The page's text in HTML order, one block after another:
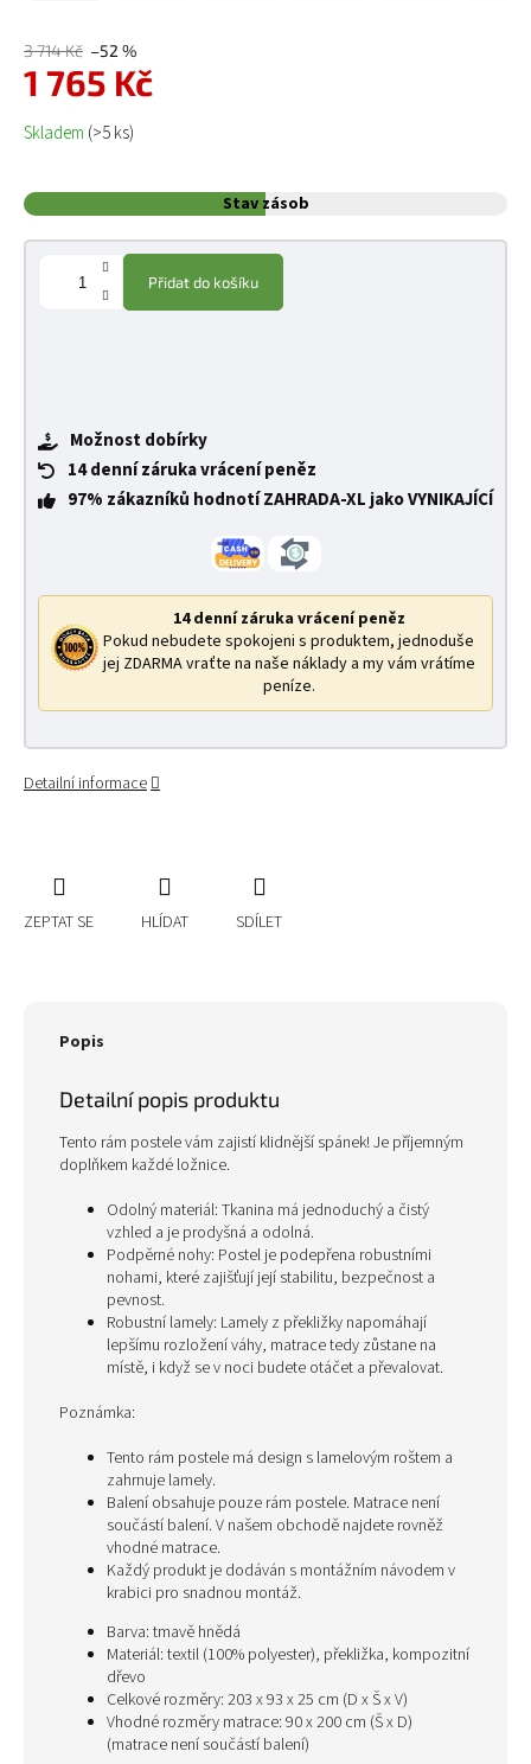
3 714 Kč –52 %
1 765 Kč
Měrná cena:
Skladem (>5 ks)
Stav zásob
Přidat do košíku
Možnost dobírky
14 denní záruka vrácení peněz
97% zákazníků hodnotí ZAHRADA-XL jako VYNIKAJÍCÍ
14 denní záruka vrácení peněz
Pokud nebudete spokojeni s produktem, jednoduše
jej ZDARMA vraťte na naše náklady a my vám vrátíme
peníze.
Detailní informace
ZEPTAT SE HLÍDAT SDÍLET
Popis
Detailní popis produktu
Tento rám postele vám zajistí klidnější spánek! Je příjemným
doplňkem každé ložnice.
Odolný materiál: Tkanina má jednoduchý a čistý
vzhled a je prodyšná a odolná.
Podpěrné nohy: Postel je podepřena robustními
nohami, které zajišťují její stabilitu, bezpečnost a
pevnost.
Robustní lamely: Lamely z překližky napomáhají
lepšímu rozložení váhy, matrace tedy zůstane na
místě, i když se v noci budete otáčet a převalovat.
Poznámka:
Tento rám postele má design s lamelovým roštem a
zahrnuje lamely.
Balení obsahuje pouze rám postele. Matrace není
součástí balení. V našem obchodě najdete rovněž
vhodné matrace.
Každý produkt je dodáván s montážním návodem v
krabici pro snadnou montáž.
Barva: tmavě hnědá
Materiál: textil (100% polyester), překližka, kompozitní
dřevo
Celkové rozměry: 203 x 93 x 25 cm (D x Š x V)
Vhodné rozměry matrace: 90 x 200 cm (Š x D)
(matrace není součástí balení)